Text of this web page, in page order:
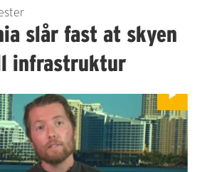
slår fast at skyen
infrastruktur